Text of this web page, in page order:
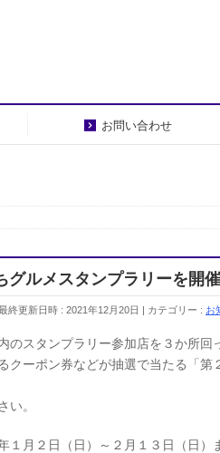
お問い合わせ
グルメスタンプラリーを開
終更新日時 : 2021年12月20日 カテゴリー : お
スタンプラリー参加店を３か所回
ーポン券などが抽選で当たる「第
い。
１月２日（日）～２月１３日（日）